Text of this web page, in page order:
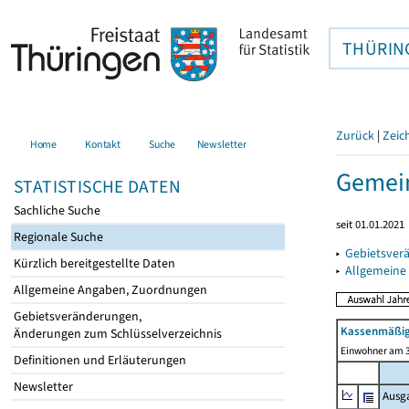
Home Kontakt Suche Newsletter
STATISTISCHE DATEN
Sachliche Suche
Regionale Suche
Kürzlich bereitgestellte Daten
Allgemeine Angaben, Zuordnungen
Gebietsveränderungen,
Änderungen zum Schlüsselverzeichnis
Definitionen und Erläuterungen
Newsletter
Zurück |
seit 01.01.2021
▸
▸
Einwohner am